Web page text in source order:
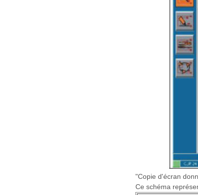
"Copie d'écran
Ce schéma